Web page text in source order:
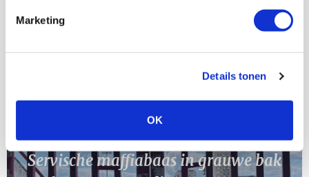
Marketing
Details tonen
OK
11
Servische maffiabaas in grauwe bak